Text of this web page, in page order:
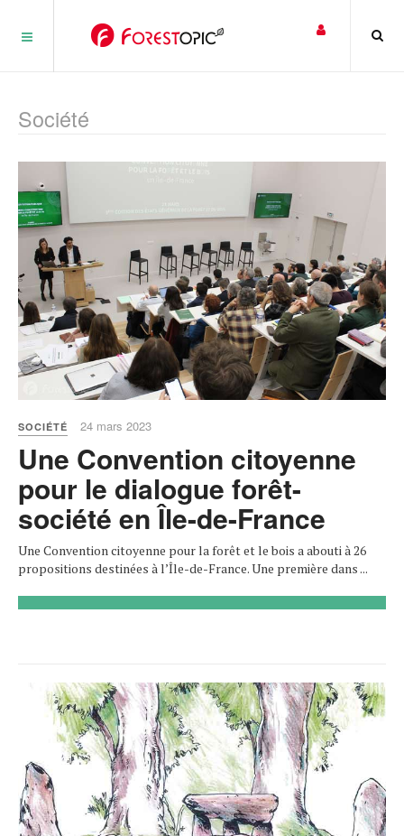
Société
SOCIÉTÉ 24 mars 2023
Une Convention citoyenne
pour le dialogue forêt-
société en Île-de-France
Une Convention citoyenne pour la forêt et le bois a abouti à 26
propositions destinées à l’Île-de-France. Une première dans ...